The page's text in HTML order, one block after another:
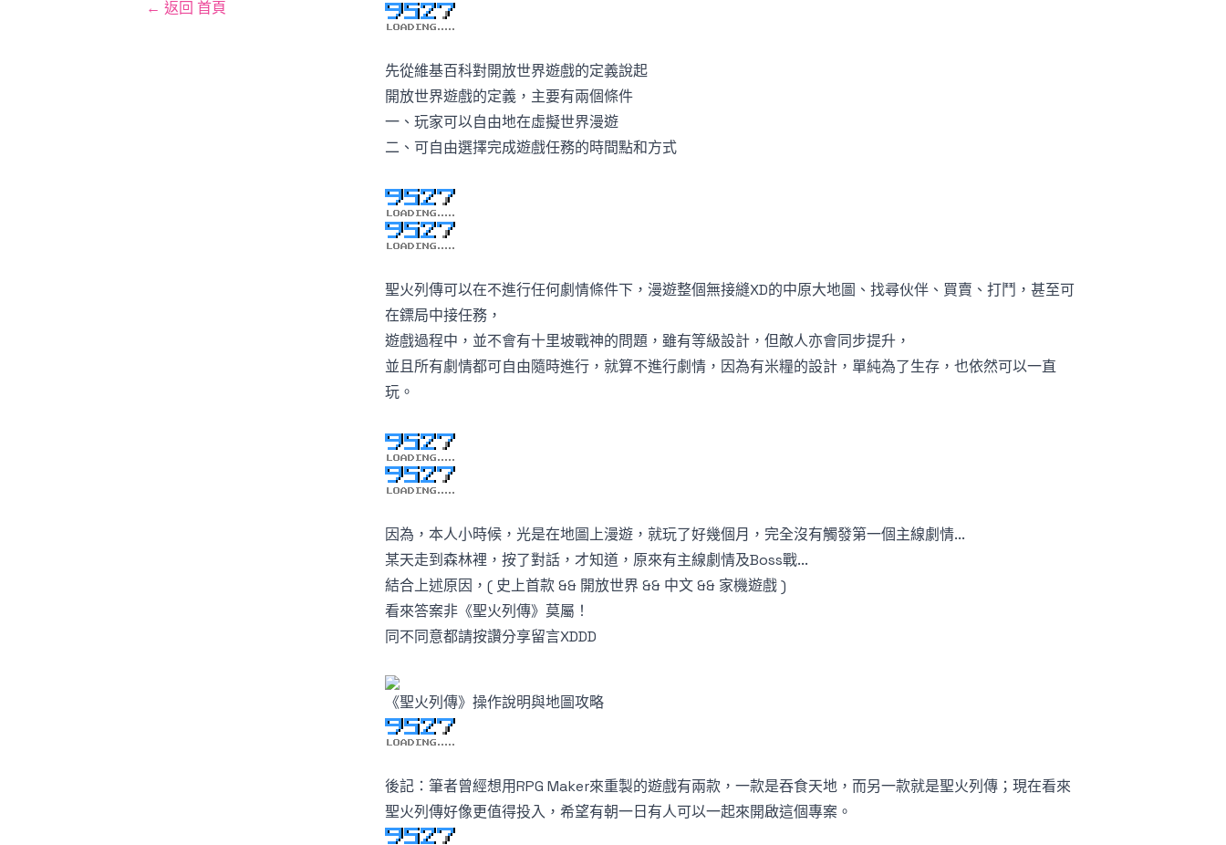
先從維基百科對開放世界遊戲的定義說起
開放世界遊戲的定義，主要有兩個條件
一、玩家可以自由地在虛擬世界漫遊
二、可自由選擇完成遊戲任務的時間點和方式
聖火列傳可以在不進行任何劇情條件下，漫遊整個無接縫XD的中原大地圖、找尋伙伴、買賣、打鬥，甚至可
在鏢局中接任務，
遊戲過程中，並不會有十里坡戰神的問題，雖有等級設計，但敵人亦會同步提升，
並且所有劇情都可自由隨時進行，就算不進行劇情，因為有米糧的設計，單純為了生存，也依然可以一直
玩。
因為，本人小時候，光是在地圖上漫遊，就玩了好幾個月，完全沒有觸發第一個主線劇情...
某天走到森林裡，按了對話，才知道，原來有主線劇情及Boss戰...
結合上述原因，( 史上首款 && 開放世界 && 中文 && 家機遊戲 )
看來答案非《聖火列傳》莫屬！
同不同意都請按讚分享留言XDDD
《聖火列傳》操作說明與地圖攻略
後記：筆者曾經想用RPG Maker來重製的遊戲有兩款，一款是吞食天地，而另一款就是聖火列傳；現在看來
聖火列傳好像更值得投入，希望有朝一日有人可以一起來開啟這個專案。
← 返回 首頁